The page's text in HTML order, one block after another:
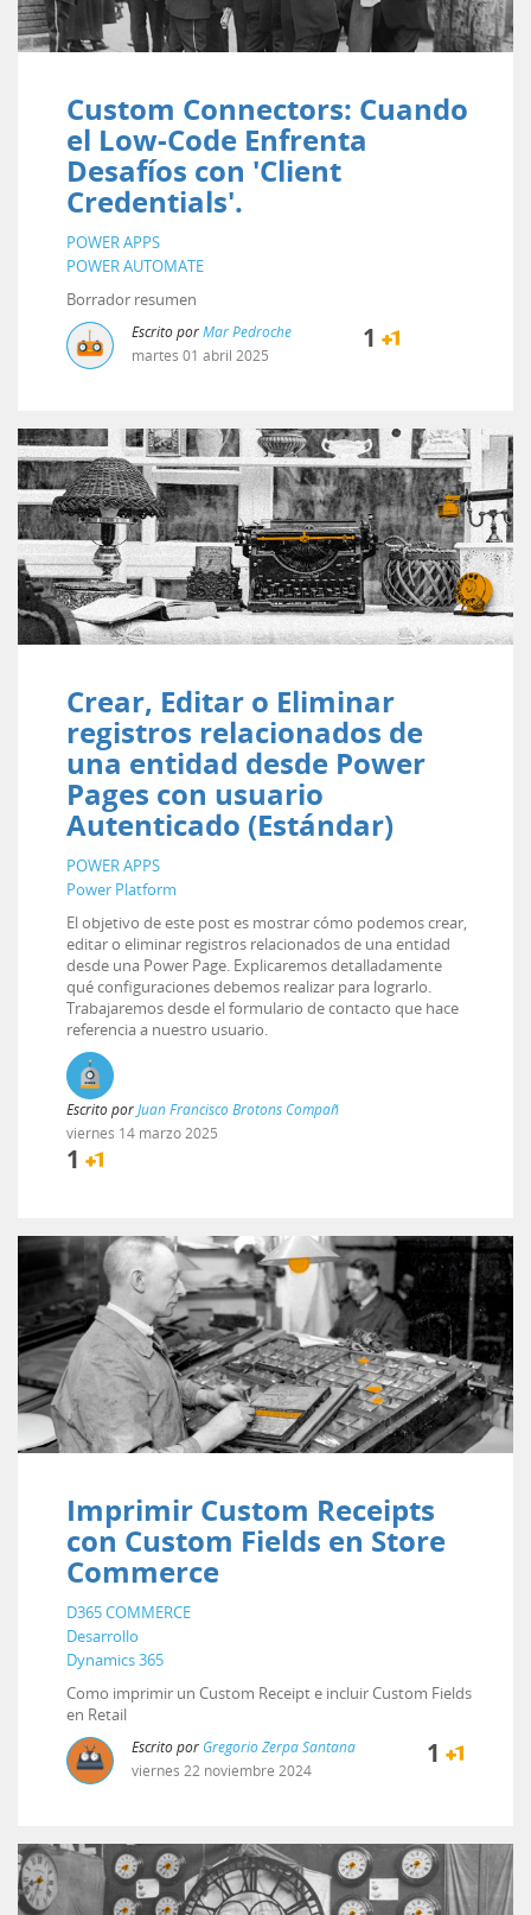
Custom Connectors: Cuando
el Low-Code Enfrenta
Desafíos con 'Client
Credentials'.
POWER APPS
POWER AUTOMATE
Borrador resumen
Escrito porMar Pedroche
martes 01 abril 2025
1
Crear, Editar o Eliminar
registros relacionados de
una entidad desde Power
Pages con usuario
Autenticado (Estándar)
POWER APPS
Power Platform
El objetivo de este post es mostrar cómo podemos crear,
editar o eliminar registros relacionados de una entidad
desde una Power Page. Explicaremos detalladamente
qué configuraciones debemos realizar para lograrlo.
Trabajaremos desde el formulario de contacto que hace
referencia a nuestro usuario.
Escrito porJuan Francisco Brotons Compañ
viernes 14 marzo2025
1
Imprimir Custom Receipts
con Custom Fields en Store
Commerce
D365 COMMERCE
Desarrollo
Dynamics 365
Como imprimir un Custom Receipt e incluir Custom Fields
en Retail
Escrito por Gregorio Zerpa Santana
viernes 22 noviembre 2024
1